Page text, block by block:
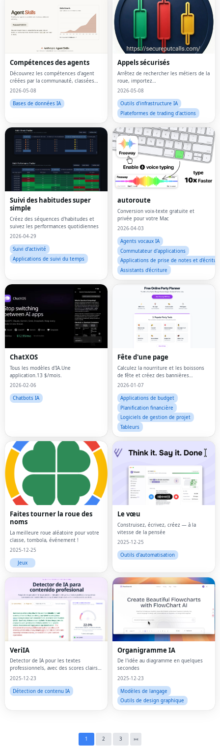
Compétences des agents
Découvrez les compétences d'agent
créées par la communauté, classées
par cas d'utilisation, leaders du secteur
2026-05-08
Bases de données IA
Appels sécurisés
Arrêtez de rechercher les métiers de la
roue, importez
manuellement.Rang.Rouler.
2026-05-08
Outils d'infrastructure IA
Plateformes de trading d'actions
Suivi des habitudes super
simple
Créez des séquences d'habitudes et
suivez les performances quotidiennes
2026-04-29
Suivi d'activité
Applications de suivi du temps
autoroute
Conversion voix-texte gratuite et
privée pour votre Mac
2026-04-03
Agents vocaux IA
Commutateur d'applications
Applications de prise de notes et
Assistants d'écriture
ChatXOS
Tous les modèles d'IA.Une
application.13 $/mois.
2026-02-06
Chatbots IA
Fête d'une page
Calculez la nourriture et les boissons
de fête et créez des bannières
gratuitement.
2026-01-07
Applications de budget
Planification financière
Logiciels de gestion de projet
Tableurs
Faites tourner la roue des
noms
La meilleure roue aléatoire pour votre
classe, tombola, événement !
2025-12-25
Jeux
Le vœu
Construisez, écrivez, créez — à la
vitesse de la pensée
2025-12-25
Outils d'automatisation
VeriIA
Detector de IA pour les textes
professionnels, avec des scores clairs
et des surlignages au niveau des
2025-12-23
Détection de contenu IA
Organigramme IA
De l'idée au diagramme en quelques
secondes
2025-12-23
Modèles de langage
Outils de design graphique
1 2 3 »«